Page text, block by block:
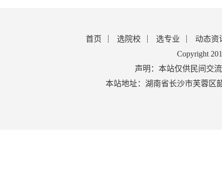
首页 选院校 选专业
动态资
Copyright
声明：本站仅供民间交
本站地址：湖南省长沙市芙蓉区